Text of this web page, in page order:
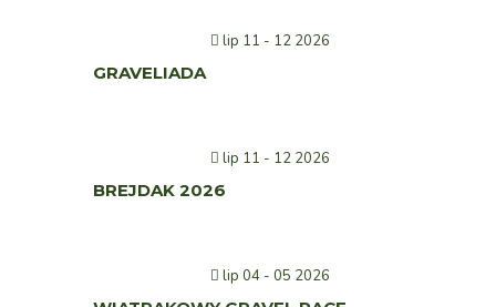
lip 11 - 12 2026
GRAVELIADA
lip 11 - 12 2026
BREJDAK 2026
lip 04 - 05 2026